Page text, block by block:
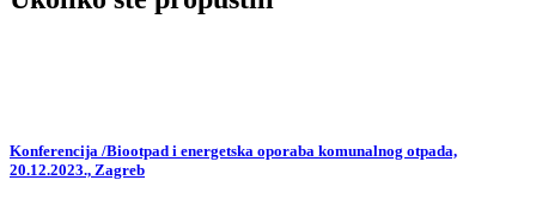
Konferencija /Biootpad i energetska oporaba komunalnog otpada,
20.12.2023., Zagreb